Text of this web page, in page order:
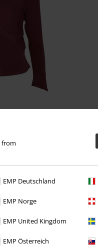
from
EMP Deutschland
EMP Norge
EMP United Kingdom
EMP Österreich
Brown